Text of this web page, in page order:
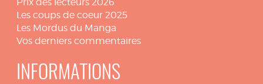
Les coups de coeur 2025
Les Mordus du Manga
Vos derniers commentaires
INFORMATIONS